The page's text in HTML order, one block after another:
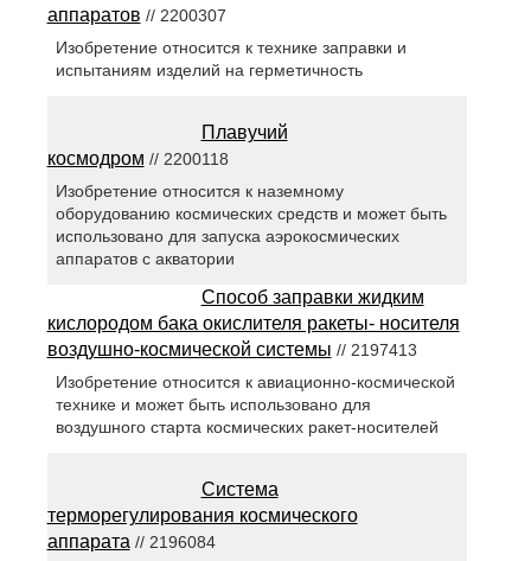
аппаратов // 2200307
Изобретение относится к технике заправки и
испытаниям изделий на герметичность
Плавучий
космодром // 2200118
Изобретение относится к наземному
оборудованию космических средств и может быть
использовано для запуска аэрокосмических
аппаратов с акватории
Способ заправки жидким
кислородом бака окислителя ракеты- носителя
воздушно-космической системы // 2197413
Изобретение относится к авиационно-космической
технике и может быть использовано для
воздушного старта космических ракет-носителей
Система
терморегулирования космического
аппарата// 2196084